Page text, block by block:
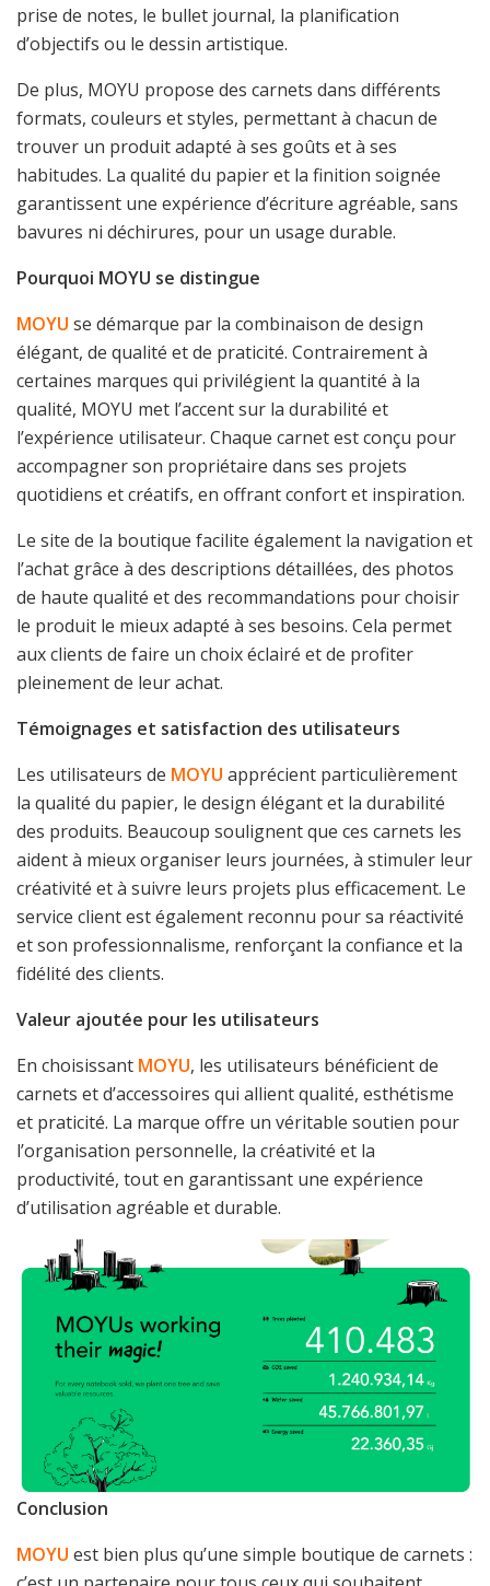
prise de notes, le bullet journal, la planification
d’objectifs ou le dessin artistique.
De plus, MOYU propose des carnets dans différents
formats, couleurs et styles, permettant à chacun de
trouver un produit adapté à ses goûts et à ses
habitudes. La qualité du papier et la finition soignée
garantissent une expérience d’écriture agréable, sans
bavures ni déchirures, pour un usage durable.
Pourquoi MOYU se distingue
MOYU se démarque par la combinaison de design
élégant, de qualité et de praticité. Contrairement à
certaines marques qui privilégient la quantité à la
qualité, MOYU met l’accent sur la durabilité et
l’expérience utilisateur. Chaque carnet est conçu pour
accompagner son propriétaire dans ses projets
quotidiens et créatifs, en offrant confort et inspiration.
Le site de la boutique facilite également la navigation et
l’achat grâce à des descriptions détaillées, des photos
de haute qualité et des recommandations pour choisir
le produit le mieux adapté à ses besoins. Cela permet
aux clients de faire un choix éclairé et de profiter
pleinement de leur achat.
Témoignages et satisfaction des utilisateurs
Les utilisateurs de MOYU apprécient particulièrement
la qualité du papier, le design élégant et la durabilité
des produits. Beaucoup soulignent que ces carnets les
aident à mieux organiser leurs journées, à stimuler leur
créativité et à suivre leurs projets plus efficacement. Le
service client est également reconnu pour sa réactivité
et son professionnalisme, renforçant la confiance et la
fidélité des clients.
Valeur ajoutée pour les utilisateurs
En choisissant MOYU, les utilisateurs bénéficient de
carnets et d’accessoires qui allient qualité, esthétisme
et praticité. La marque offre un véritable soutien pour
l’organisation personnelle, la créativité et la
productivité, tout en garantissant une expérience
d’utilisation agréable et durable.
Conclusion
MOYU est bien plus qu’une simple boutique de carnets :